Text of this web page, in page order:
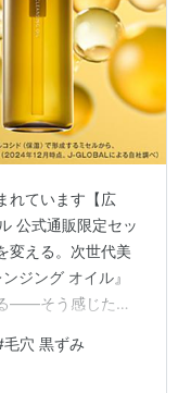
れています【広
公式通販限定セッ
変える。次世代美
ジング オイル』
――そう感じたこ
か？ 洗顔料や化
「とりあえずメ
毛穴 黒ずみ